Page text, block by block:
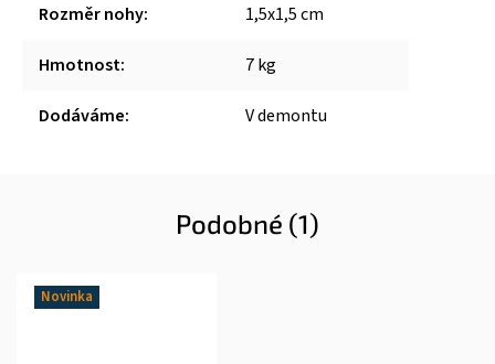
Rozměr nohy: 1,5x1,5 cm
Hmotnost: 7 kg
Dodáváme: V demontu
Podobné (1)
Novinka